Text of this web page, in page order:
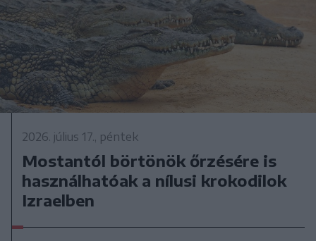
2026. július 17., péntek
Mostantól börtönök őrzésére is
használhatóak a nílusi krokodilok
Izraelben